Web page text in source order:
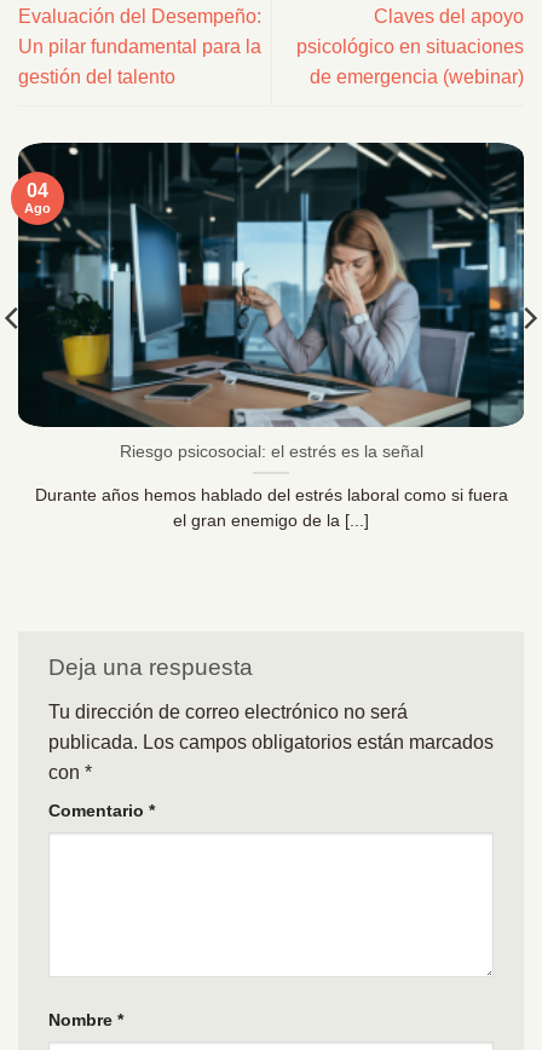
Evaluación del Desempeño:
Un pilar fundamental para la
gestión del talento
Claves del apoyo
psicológico en situaciones
de emergencia (webinar)
Riesgo psicosocial: el estrés es la señal
Durante años hemos hablado del estrés laboral como si fuera
el gran enemigo de la [...]
04
Ago
Deja una respuesta
Tu dirección de correo electrónico no será
publicada. Los campos obligatorios están marcados
con *
Comentario *
Nombre *